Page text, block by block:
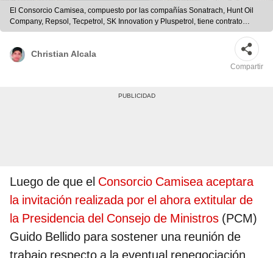
El Consorcio Camisea, compuesto por las compañías Sonatrach, Hunt Oil
Company, Repsol, Tecpetrol, SK Innovation y Pluspetrol, tiene contrato
vigente hasta el año 2040. Foto: difusión
Christian Alcala
Compartir
Luego de que el Consorcio Camisea aceptara
la invitación realizada por el ahora extitular de
la Presidencia del Consejo de Ministros (PCM)
Guido Bellido para sostener una reunión de
trabajo respecto a la eventual renegociación